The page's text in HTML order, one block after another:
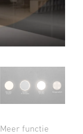
Meer functie